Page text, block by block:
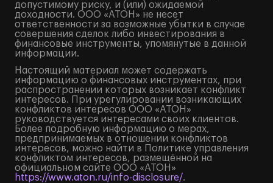
допустимому риску, и (или) ожидаемой
доходности. ООО «АТОН» не несет
ответственности за возможные убытки в случае
совершения сделок либо инвестирования в
финансовые инструменты, упомянутые в данной
информации.
Настоящий материал может содержать
информацию о финансовых инструментах, при
распространении которых возникает конфликт
интересов. При урегулировании возникающих
конфликтов интересов ООО «АТОН»
руководствуется интересами своих клиентов.
Более подробную информацию о мерах,
предпринимаемых в отношении конфликтов
интересов, можно найти в Политике управления
конфликтом интересов, размещённой на
официальном сайте ООО «АТОН»
https://www.aton.ru/info-disclosure/.